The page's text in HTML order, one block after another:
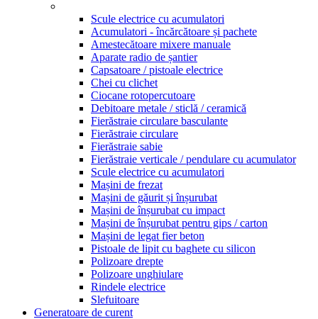
Scule electrice cu acumulatori
Acumulatori - încărcătoare și pachete
Amestecătoare mixere manuale
Aparate radio de șantier
Capsatoare / pistoale electrice
Chei cu clichet
Ciocane rotopercutoare
Debitoare metale / sticlă / ceramică
Fierăstraie circulare basculante
Fierăstraie circulare
Fierăstraie sabie
Fierăstraie verticale / pendulare cu acumulator
Scule electrice cu acumulatori
Mașini de frezat
Mașini de găurit și înșurubat
Mașini de înșurubat cu impact
Mașini de înșurubat pentru gips / carton
Mașini de legat fier beton
Pistoale de lipit cu baghete cu silicon
Polizoare drepte
Polizoare unghiulare
Rindele electrice
Slefuitoare
Generatoare de curent